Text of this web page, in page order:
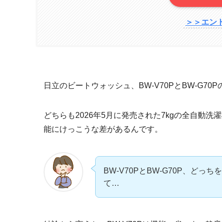
＞＞エン
日立のビートウォッシュ、BW-V70PとBW-
どちらも2026年5月に発売された7kgの全自動洗
能にけっこうな差があるんです。
BW-V70PとBW-G70P、どっち
て…